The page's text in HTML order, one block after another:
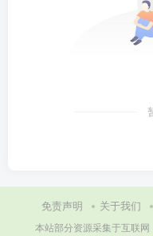
免责声明 关于我们
本站部分资源采集于互联